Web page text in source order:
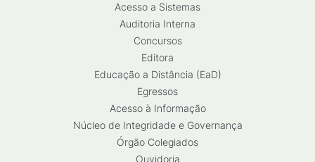
Acesso a Sistemas
Auditoria Interna
Concursos
Editora
Educação a Distância (EaD)
Egressos
Acesso à Informação
Núcleo de Integridade e Governança
Órgão Colegiados
Ouvidoria